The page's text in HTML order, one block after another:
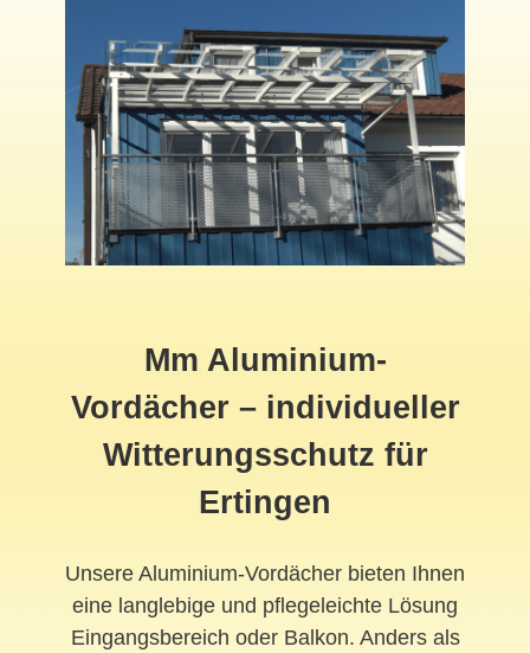
Mm Aluminium-
Vordächer – individueller
Witterungsschutz für
Ertingen
Unsere Aluminium-Vordächer bieten Ihnen
eine langlebige und pflegeleichte Lösung
Eingangsbereich oder Balkon. Anders als